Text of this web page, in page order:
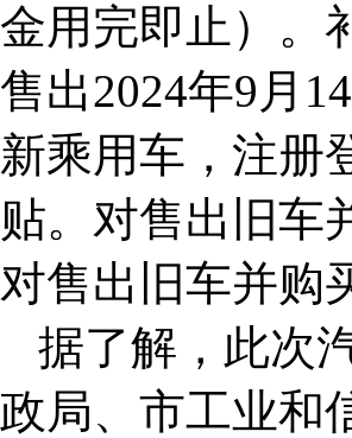
金用完即止）。
售出2024年9月
新乘用车，注册
贴。对售出旧车
对售出旧车并购
据了解，此次
政局、市工业和